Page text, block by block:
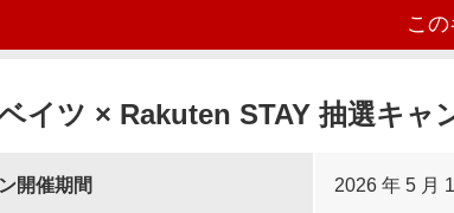
こ
イツ × Rakuten STAY 抽選キャ
開催期間 2026 年 5 月